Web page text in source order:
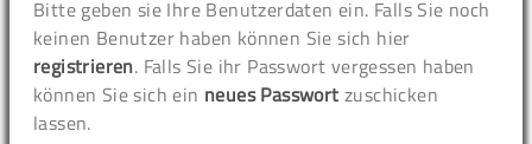
Bitte geben sie Ihre Benutzerdaten ein. Falls Sie noch
keinen Benutzer haben können Sie sich hier
registrieren. Falls Sie ihr Passwort vergessen haben
können Sie sich ein neues Passwort zuschicken
lassen.